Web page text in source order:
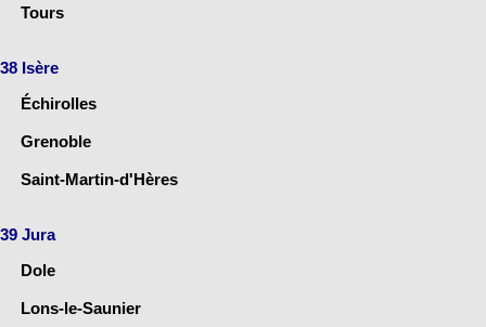
Tours
38 Isère
Échirolles
Grenoble
Saint-Martin-d'Hères
39 Jura
Dole
Lons-le-Saunier